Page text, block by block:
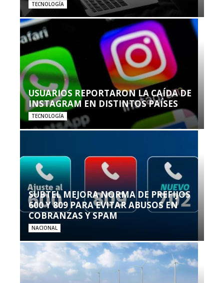
TECNOLOGÍA
USUARIOS REPORTARON LA CAÍDA DE
INSTAGRAM EN DISTINTOS PAÍSES
TECNOLOGÍA
SUBTEL MEJORA NORMA DE PREFIJOS
600 Y 809 PARA EVITAR ABUSOS EN
COBRANZAS Y SPAM
NACIONAL